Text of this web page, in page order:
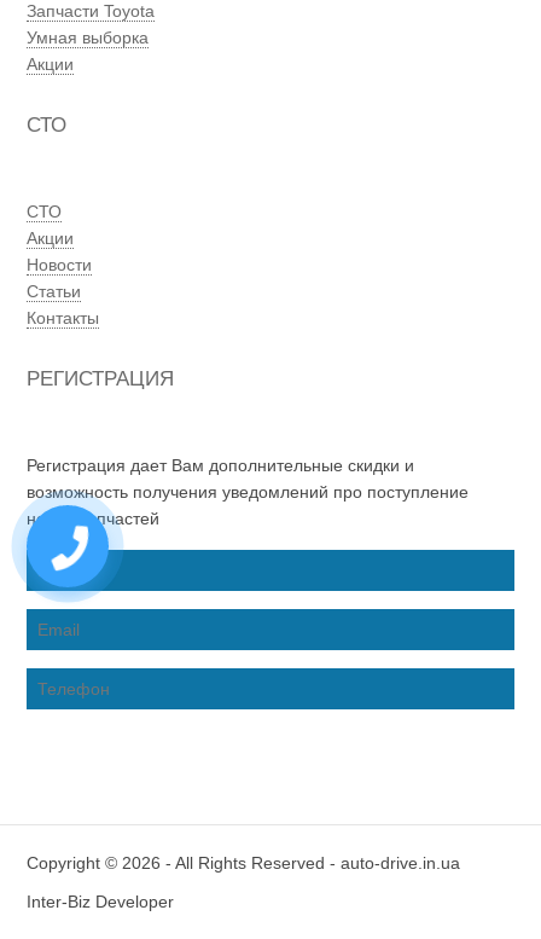
Запчасти Toyota
Умная выборка
Акции
СТО
СТО
Акции
Новости
Статьи
Контакты
РЕГИСТРАЦИЯ
Регистрация дает Вам дополнительные скидки и
возможность получения уведомлений про поступление
новых запчастей
Copyright © 2026 - All Rights Reserved - auto-drive.in.ua
Inter-Biz Developer